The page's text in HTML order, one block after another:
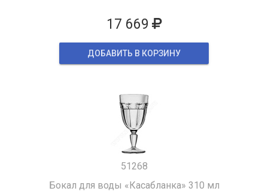
17 669
ДОБАВИТЬ В КОРЗИНУ
51268
Бокал для воды «Касабланка» 310 мл